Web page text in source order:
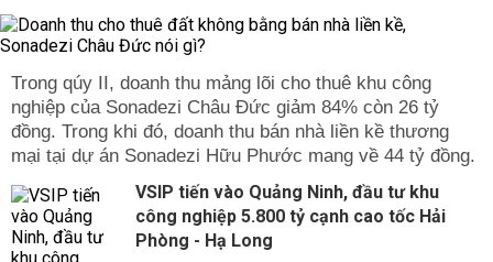
Trong qúy II, doanh thu mảng lõi cho thuê khu công
nghiệp của Sonadezi Châu Đức giảm 84% còn 26 tỷ
đồng. Trong khi đó, doanh thu bán nhà liền kề thương
mại tại dự án Sonadezi Hữu Phước mang về 44 tỷ đồng.
VSIP tiến vào Quảng Ninh, đầu tư khu
công nghiệp 5.800 tỷ cạnh cao tốc Hải
Phòng - Hạ Long